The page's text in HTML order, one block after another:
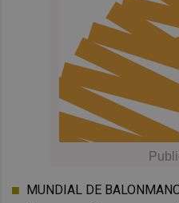
MUNDIAL DE